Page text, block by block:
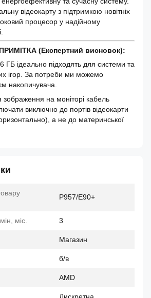
відеокарту з підтримкою новітніх
процесор у надійному
(Експертний висновок):
ГБ ідеально підходять для системи та
ігор. За потреби ми можемо
накопичувача.
на моніторі кабель
виключно до портів відеокарти
а не до материнської
P957/E90+
міс. 3
Магазин
б/в
AMD
Дискретна